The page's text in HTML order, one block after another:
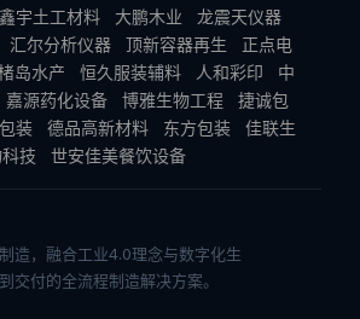
鑫宇土工材料 大鹏木业
龙震天仪器
汇尔分析仪器 顶新容器再生
正点电
岛水产 恒久服装辅料 人和彩印
中
嘉源药化设备 博雅生物工程
捷诚包
装 德品高新材料 东方包装
佳联生
技
世安佳美餐饮设备
造，融合工业4.0理念与数字化生
交付的全流程制造解决方案。